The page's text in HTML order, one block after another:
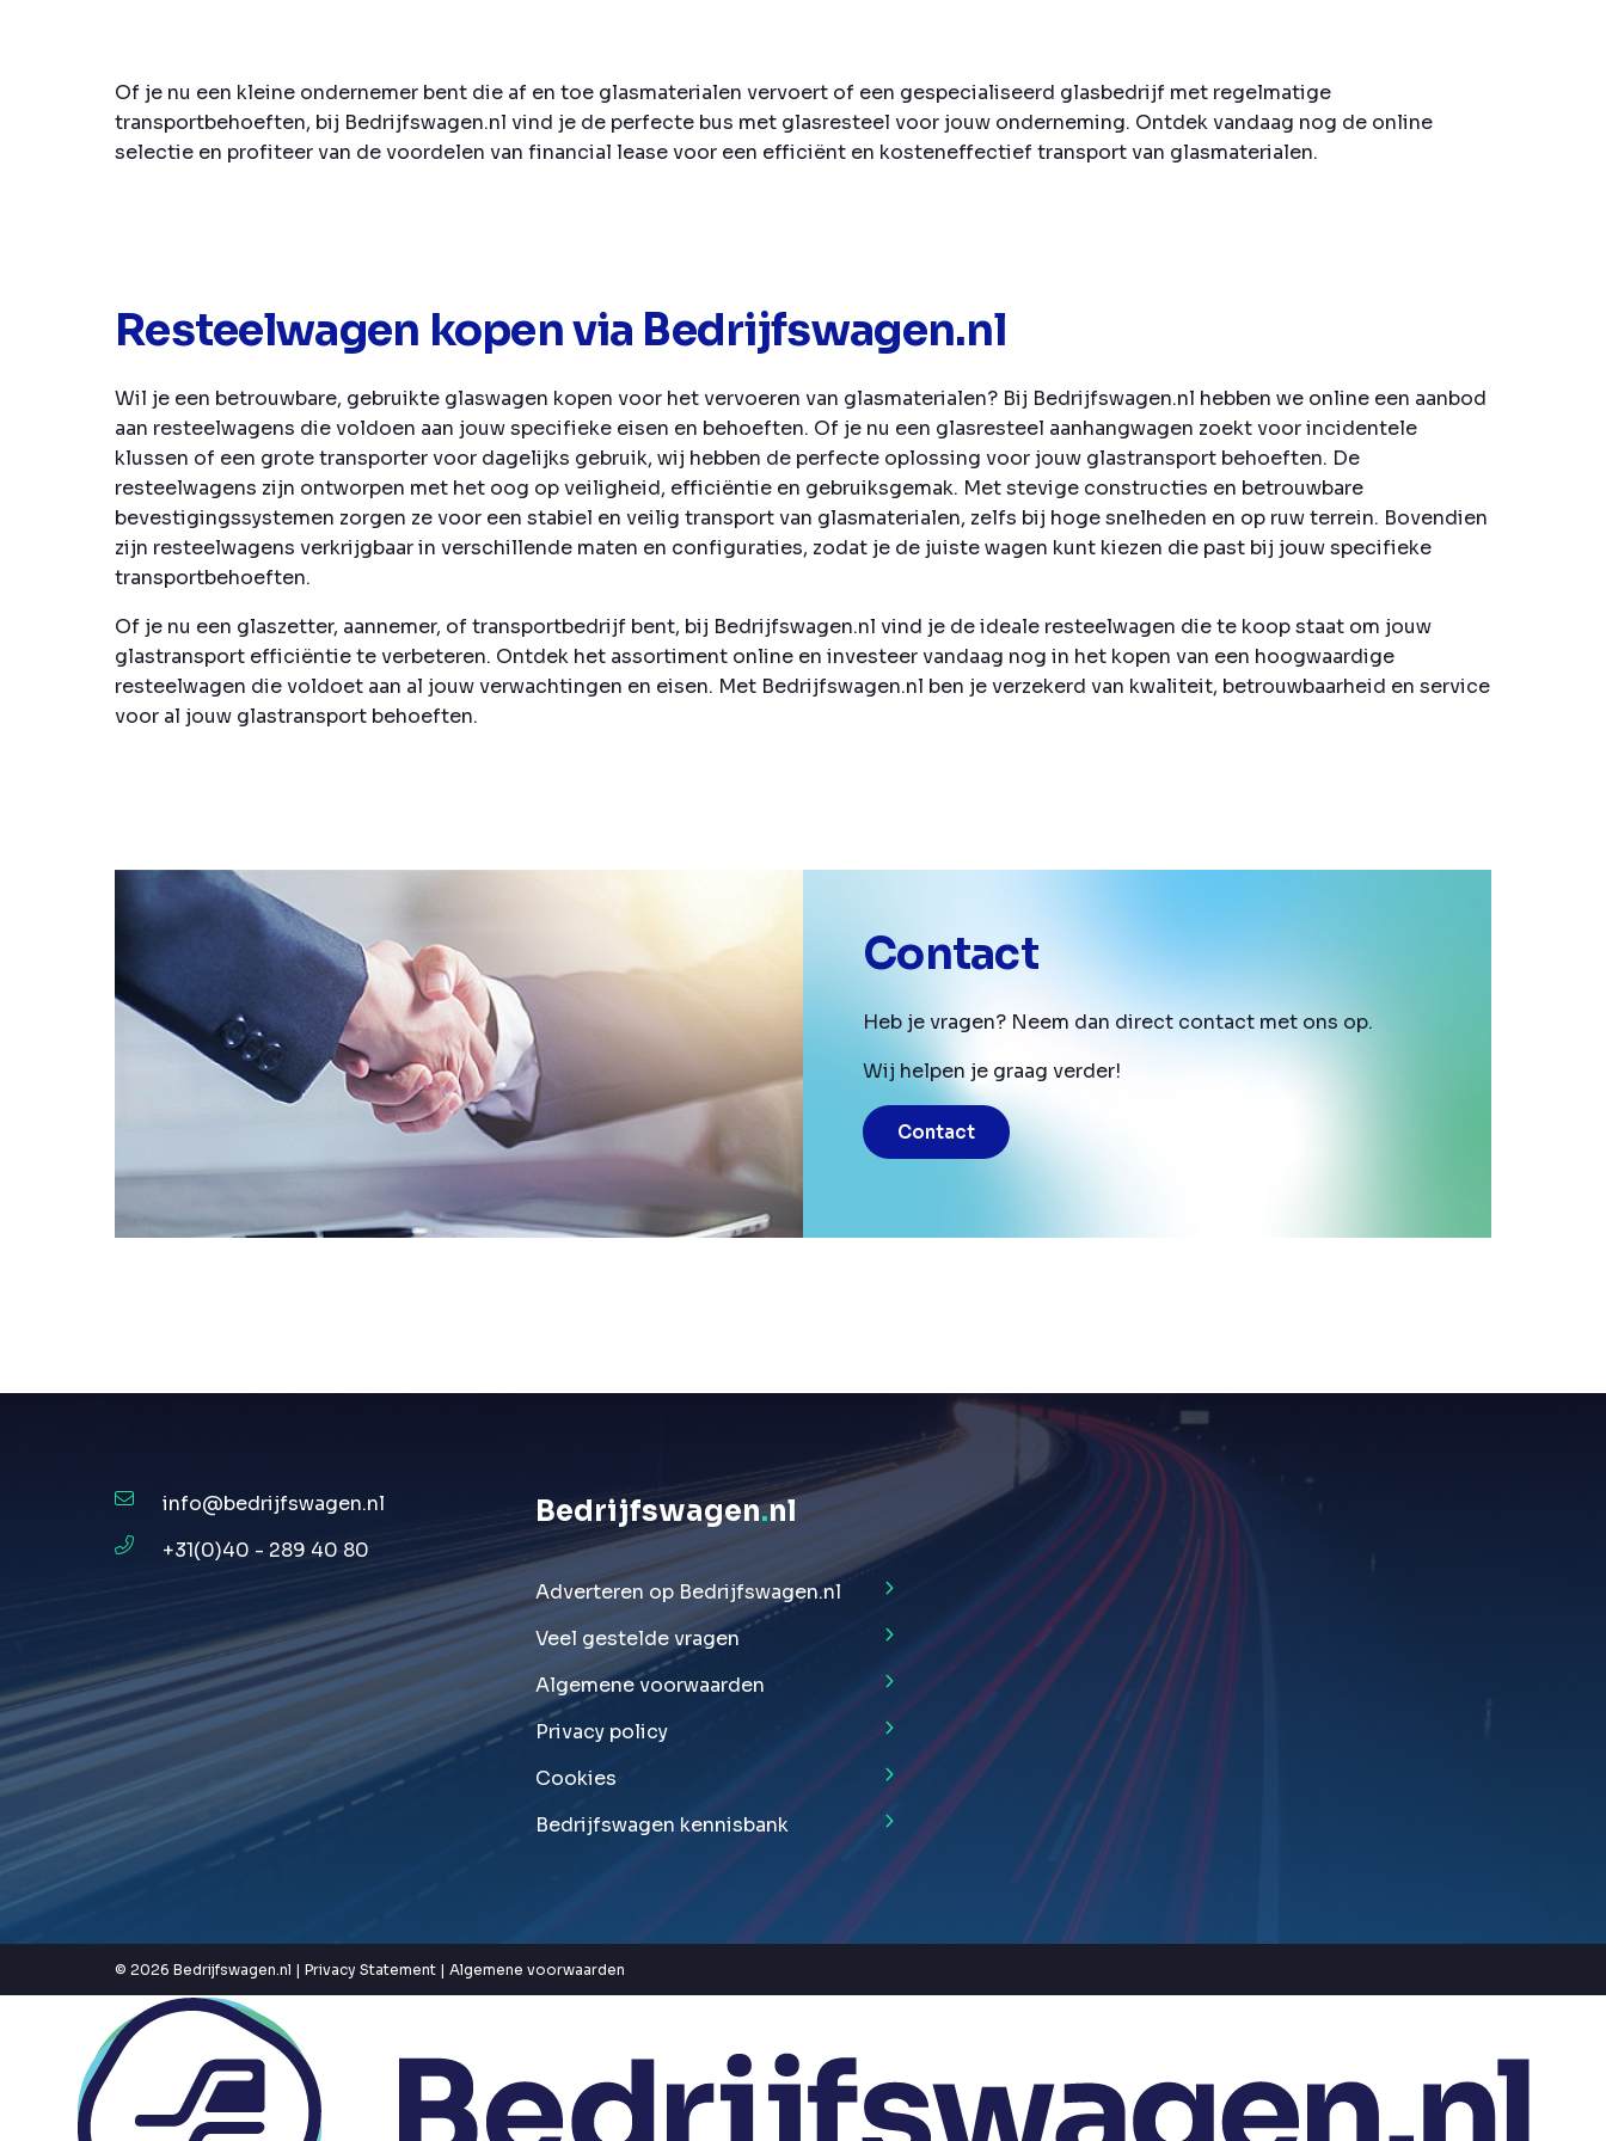
Of je nu een kleine ondernemer bent die af en toe glasmaterialen vervoert of een gespecialiseerd glasbedrijf met regelmatige
transportbehoeften, bij Bedrijfswagen.nl vind je de perfecte bus met glasresteel voor jouw onderneming. Ontdek vandaag nog de online
selectie en profiteer van de voordelen van financial lease voor een efficiënt en kosteneffectief transport van glasmaterialen.
Resteelwagen kopen via Bedrijfswagen.nl
Wil je een betrouwbare, gebruikte glaswagen kopen voor het vervoeren van glasmaterialen? Bij Bedrijfswagen.nl hebben we online een aanbod
aan resteelwagens die voldoen aan jouw specifieke eisen en behoeften. Of je nu een glasresteel aanhangwagen zoekt voor incidentele
klussen of een grote transporter voor dagelijks gebruik, wij hebben de perfecte oplossing voor jouw glastransport behoeften. De
resteelwagens zijn ontworpen met het oog op veiligheid, efficiëntie en gebruiksgemak. Met stevige constructies en betrouwbare
bevestigingssystemen zorgen ze voor een stabiel en veilig transport van glasmaterialen, zelfs bij hoge snelheden en op ruw terrein. Bovendien
zijn resteelwagens verkrijgbaar in verschillende maten en configuraties, zodat je de juiste wagen kunt kiezen die past bij jouw specifieke
transportbehoeften.
Of je nu een glaszetter, aannemer, of transportbedrijf bent, bij Bedrijfswagen.nl vind je de ideale resteelwagen die te koop staat om jouw
glastransport efficiëntie te verbeteren. Ontdek het assortiment online en investeer vandaag nog in het kopen van een hoogwaardige
resteelwagen die voldoet aan al jouw verwachtingen en eisen. Met Bedrijfswagen.nl ben je verzekerd van kwaliteit, betrouwbaarheid en service
voor al jouw glastransport behoeften.
Contact
Heb je vragen? Neem dan direct contact met ons op.
Wij helpen je graag verder!
Contact
info@bedrijfswagen.nl
+31(0)40 - 289 40 80
Bedrijfswagen.nl
Adverteren op Bedrijfswagen.nl
Veel gestelde vragen
Algemene voorwaarden
Privacy policy
Cookies
Bedrijfswagen kennisbank
© 2026 Bedrijfswagen.nl | Privacy Statement | Algemene voorwaarden